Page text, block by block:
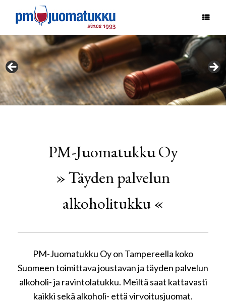
content
PM-Juomatukku Oy
» Täyden palvelun
alkoholitukku «
PM-Juomatukku Oy on Tampereella koko
Suomeen toimittava joustavan ja täyden palvelun
alkoholi- ja ravintolatukku. Meiltä saat kattavasti
kaikki sekä alkoholi- että virvoitusjuomat.